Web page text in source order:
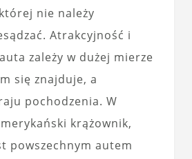
nie należy
Atrakcyjność i
zależy w dużej mierze
się znajduje, a
pochodzenia. W
krążownik,
powszechnym autem